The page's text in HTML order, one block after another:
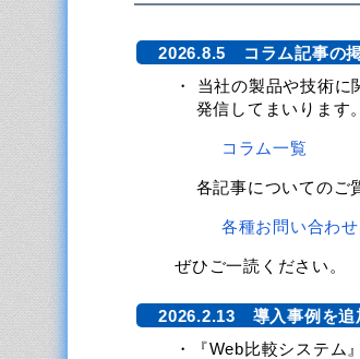
2026.8.5 コラム記事の
・ 当社の製品や技術
発信してまいります。
コラム一覧
各記事についてのご
各種お問い合わせ
ぜひご一読ください。
2026.2.13 導入事例を追
・『Web比較システム